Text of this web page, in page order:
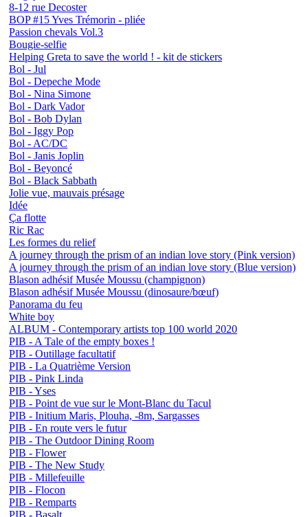
8-12 rue Decoster
BOP #15 Yves Trémorin - pliée
Passion chevals Vol.3
Bougie-selfie
Helping Greta to save the world ! - kit de stickers
Bol - Jul
Bol - Depeche Mode
Bol - Nina Simone
Bol - Dark Vador
Bol - Bob Dylan
Bol - Iggy Pop
Bol - AC/DC
Bol - Janis Joplin
Bol - Beyoncé
Bol - Black Sabbath
Jolie vue, mauvais présage
Idée
Ça flotte
Ric Rac
Les formes du relief
A journey through the prism of an indian love story (Pink version)
A journey through the prism of an indian love story (Blue version)
Blason adhésif Musée Moussu (champignon)
Blason adhésif Musée Moussu (dinosaure/bœuf)
Panorama du feu
White boy
ALBUM - Contemporary artists top 100 world 2020
PIB - A Tale of the empty boxes !
PIB - Outillage facultatif
PIB - La Quatrième Version
PIB - Pink Linda
PIB - Yses
PIB - Point de vue sur le Mont-Blanc du Tacul
PIB - Initium Maris, Plouha, -8m, Sargasses
PIB - En route vers le futur
PIB - The Outdoor Dining Room
PIB - Flower
PIB - The New Study
PIB - Millefeuille
PIB - Flocon
PIB - Remparts
PIB - Basalt